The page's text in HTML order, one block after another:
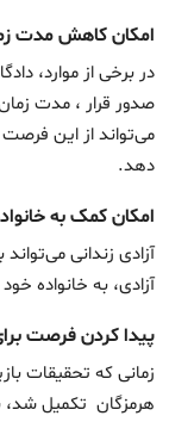
امکان کاهش مدت
در برخی از موارد،
صدور قرار ، مدت
می‌تواند از این
دهد.
امکان کمک به
آزادی زندانی
آزادی، به خانواده
پیدا کردن فرصت
زمانی که تحقیقات
هرمزگان تکمیل شد،